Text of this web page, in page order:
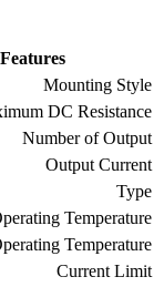
Features
Mounting Style
DC Resistance
Number of Output
Output Current
Type
Temperature
Temperature
Current Limit